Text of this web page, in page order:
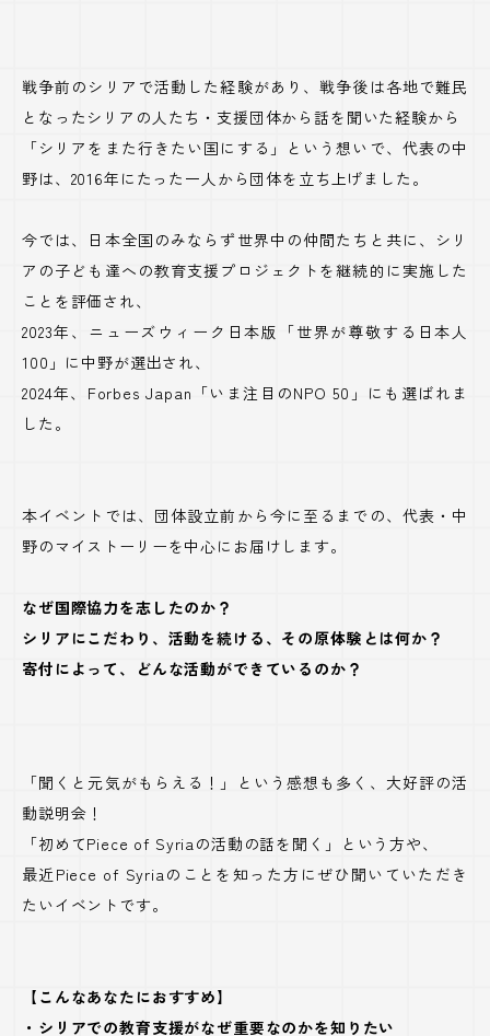
戦争前のシリアで活動した経験があり、戦争後は各地で難民
となったシリアの人たち・支援団体から話を聞いた経験から
「シリアをまた行きたい国にする」という想いで、代表の中
野は、2016年にたった一人から団体を立ち上げました。
今では、日本全国のみならず世界中の仲間たちと共に、シリ
アの子ども達への教育支援プロジェクトを継続的に実施した
ことを評価され、
2023年、ニューズウィーク日本版「世界が尊敬する日本人
100」に中野が選出され、
2024年、Forbes Japan「いま注目のNPO 50」にも選ばれま
した。
本イベントでは、団体設立前から今に至るまでの、代表・中
野のマイストーリーを中心にお届けします。
なぜ国際協力を志したのか？
シリアにこだわり、活動を続ける、その原体験とは何か？
寄付によって、どんな活動ができているのか？
「聞くと元気がもらえる！」という感想も多く、大好評の活
動説明会！
「初めてPiece of Syriaの活動の話を聞く」という方や、
最近Piece of Syriaのことを知った方にぜひ聞いていただき
たいイベントです。
【こんなあなたにおすすめ】
・ シリアでの教育支援がなぜ重要なのかを知りたい